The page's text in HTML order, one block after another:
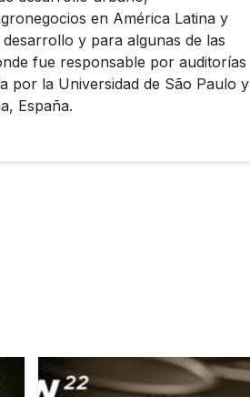
en América Latina y
y para algunas de las
fue responsable por auditorías
por la Universidad de São Paulo y
​​España.